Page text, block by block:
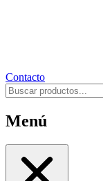
Contacto
Menú